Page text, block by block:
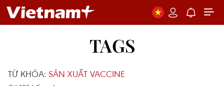
TAGS
TỪ KHÓA: SẢN XUẤT VACCINE